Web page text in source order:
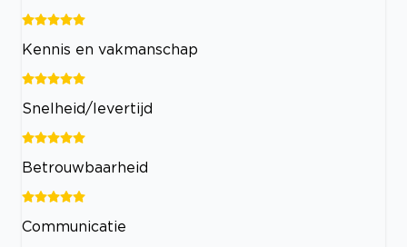
Kennis en vakmanschap
Snelheid/levertijd
Betrouwbaarheid
Communicatie